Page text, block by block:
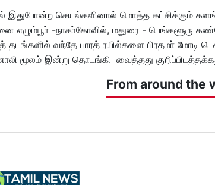
செயல்களினால் மொத்த கட்சிக்கும் களங்கம்
எழும்பூா் -நாகா்கோவில், மதுரை - பெங்களூரு
தடங்களில் வந்தே பாரத் ரயில்களை பிரதமா் மோடி
மூலம் இன்று தொடங்கி வைத்தது
From around the